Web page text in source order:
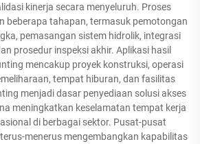
kinerja secara menyeluruh. Proses
beberapa tahapan, termasuk pemotongan
pemasangan sistem hidrolik, integrasi
prosedur inspeksi akhir. Aplikasi hasil
mencakup proyek konstruksi, operasi
tempat hiburan, dan fasilitas
menjadi dasar penyediaan solusi akses
meningkatkan keselamatan tempat kerja
di berbagai sektor. Pusat-pusat
menerus mengembangkan kapabilitas